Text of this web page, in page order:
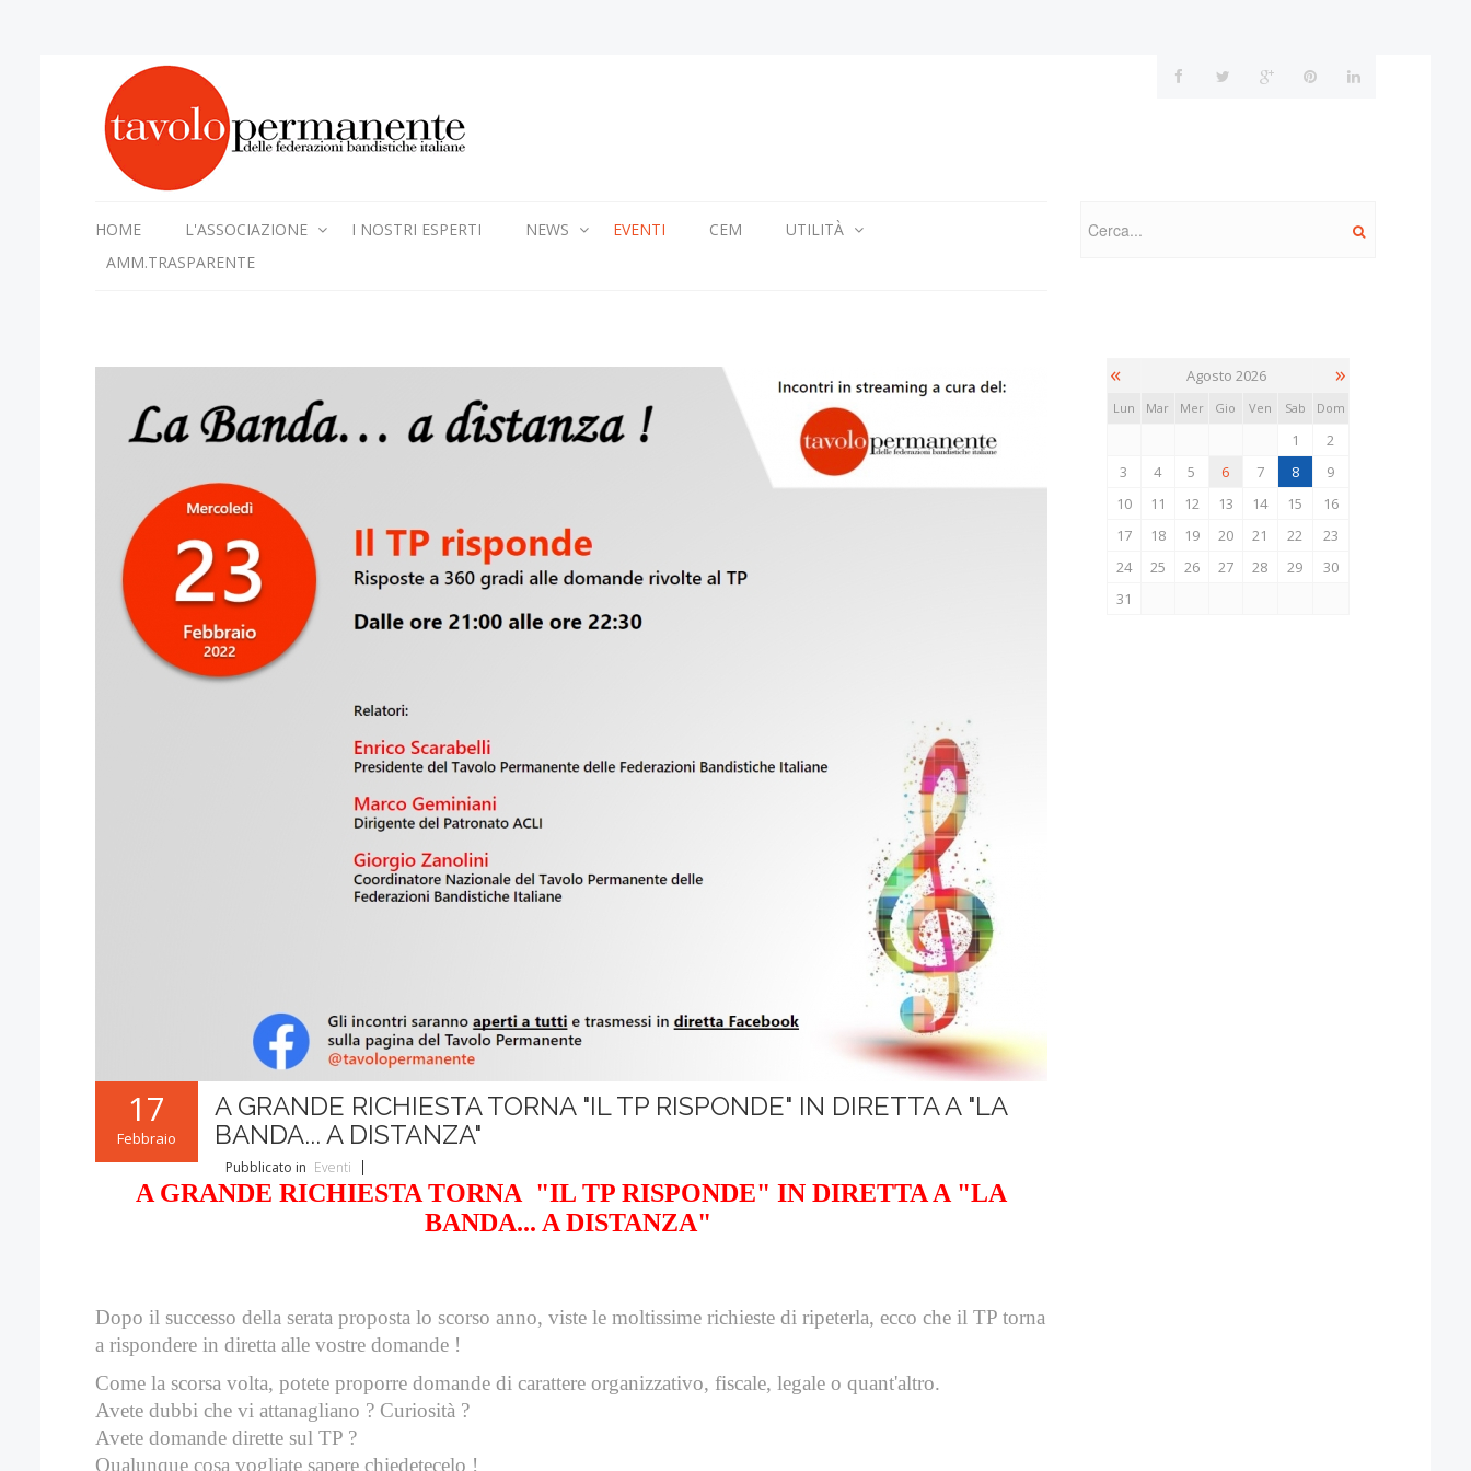
HOME L'ASSOCIAZIONE I NOSTRI ESPERTI NEWS EVENTI CEM
UTILITÀ
AMM.TRASPARENTE
17
Febbraio
A GRANDE RICHIESTA TORNA "IL TP RISPONDE" IN DIRETTA A "LA
BANDA... A DISTANZA"
Pubblicato in Eventi
A GRANDE RICHIESTA TORNA "IL TP RISPONDE" IN DIRETTA A "LA
BANDA... A DISTANZA"
Dopo il successo della serata proposta lo scorso anno, viste le moltissime richieste di ripeterla, ecco che il TP torna
a rispondere in diretta alle vostre domande !
Come la scorsa volta, potete proporre domande di carattere organizzativo, fiscale, legale o quant'altro.
Avete dubbi che vi attanagliano ? Curiosità ?
Avete domande dirette sul TP ?
Qualunque cosa vogliate sapere chiedetecelo !
« Agosto 2026 »
Lun Mar Mer Gio Ven Sab Dom
1
2
3
4 5 6 7 8
9
10
11 12 13 14 15
16
17
18 19 20 21 22
23
24
25 26 27 28 29
30
31